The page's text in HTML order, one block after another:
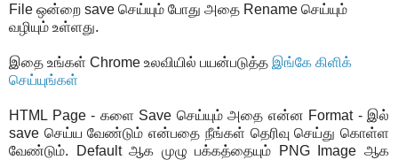
File ஒன்றை save செய்யும் போது அதை Rename செய்யும்
வழியும் உள்ளது.
இதை உங்கள் Chrome உலவியில் பயன்படுத்த இங்கே கிளிக்
செய்யுங்கள்
HTML Page - களை Save செய்யும் அதை என்ன Format - இல்
save செய்ய வேண்டும் என்பதை நீங்கள் தெரிவு செய்து கொள்ள
வேண்டும். Default ஆக முழு பக்கத்தையும் PNG Image ஆக